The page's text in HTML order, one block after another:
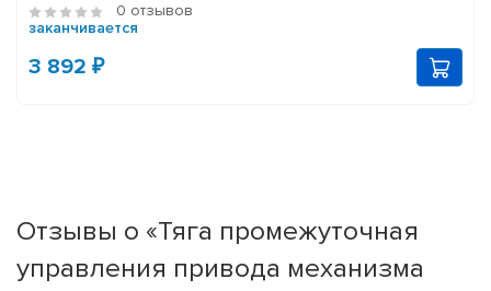
0 отзывов
заканчивается
3 892 ₽
Отзывы о «Тяга промежуточная
управления привода механизма